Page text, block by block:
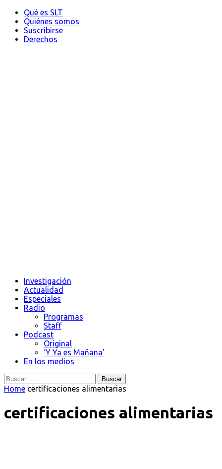
Qué es SLT
Quiénes somos
Suscribirse
Derechos
Investigación
Actualidad
Especiales
Radio
Programas
Staff
Podcast
Original
‘Y Ya es Mañana’
En los medios
Buscar:
Home certificaciones alimentarias
certificaciones alimentarias